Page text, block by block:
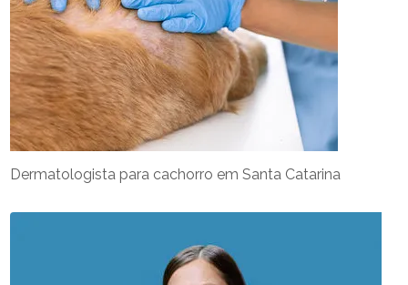
Dermatologista para cachorro em Santa Catarina